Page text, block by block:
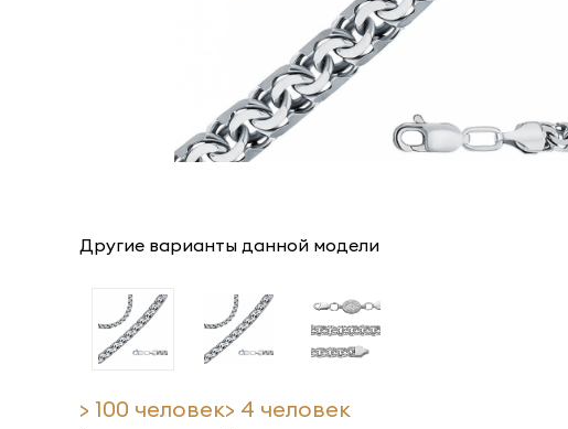
Другие варианты данной модели
> 100 человек> 4 человек